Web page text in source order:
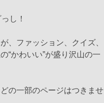
し！
、ファッション、クイズ、
“かわいい”が盛り沢山の一
の一部のページはつきませ